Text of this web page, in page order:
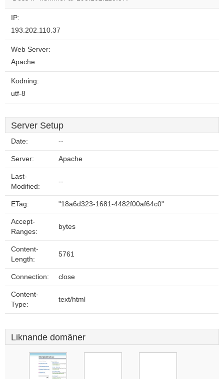
IP:
193.202.110.37
Web Server:
Apache
Kodning:
utf-8
Server Setup
Date: --
Server: Apache
Last-
Modified:
--
ETag: "18a6d323-1681-4482f00af64c0"
Accept-
Ranges:
bytes
Content-
Length:
5761
Connection: close
Content-
Type:
text/html
Liknande domäner